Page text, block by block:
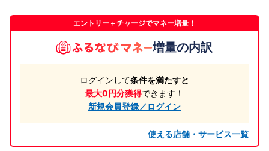
エントリー＋チャージでマネー増量！
増量の内訳
ログインして条件を満たすと
最大0円分獲得できます！
新規会員登録／ログイン
使える店舗・サービス一覧